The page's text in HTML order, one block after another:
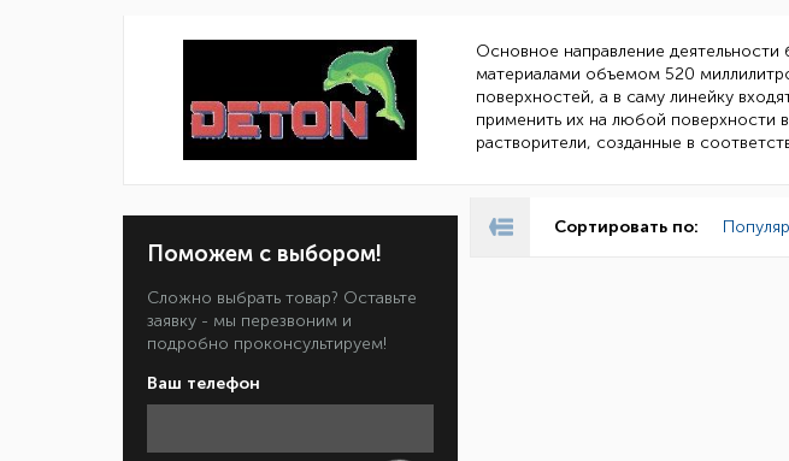
Основное направление
материалами объемом 520
поверхностей, а в саму линейку
применить их на любой поверхности
растворители, созданные в
Поможем с выбором!
Сложно выбрать товар? Оставьте
заявку - мы перезвоним и
подробно проконсультируем!
Ваш телефон
Сортировать по: